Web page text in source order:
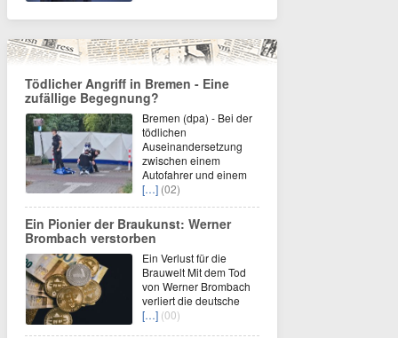
Tödlicher Angriff in Bremen - Eine
zufällige Begegnung?
Bremen (dpa) - Bei der
tödlichen
Auseinandersetzung
zwischen einem
Autofahrer und einem
[…] (02)
Ein Pionier der Braukunst: Werner
Brombach verstorben
Ein Verlust für die
Brauwelt Mit dem Tod
von Werner Brombach
verliert die deutsche
[…] (00)